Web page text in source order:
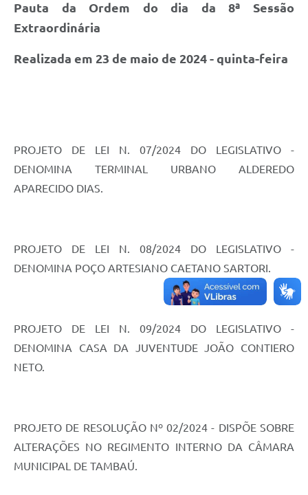
Pauta da Ordem do dia da 8ª Sessão
Extraordinária
Realizada em 23 de maio de 2024 - quinta-feira
PROJETO DE LEI N. 07/2024 DO LEGISLATIVO -
DENOMINA TERMINAL URBANO ALDEREDO
APARECIDO DIAS.
PROJETO DE LEI N. 08/2024 DO LEGISLATIVO -
DENOMINA POÇO ARTESIANO CAETANO SARTORI.
PROJETO DE LEI N. 09/2024 DO LEGISLATIVO -
DENOMINA CASA DA JUVENTUDE JOÃO CONTIERO
NETO.
PROJETO DE RESOLUÇÃO Nº 02/2024 - DISPÕE SOBRE
ALTERAÇÕES NO REGIMENTO INTERNO DA CÂMARA
MUNICIPAL DE TAMBAÚ.